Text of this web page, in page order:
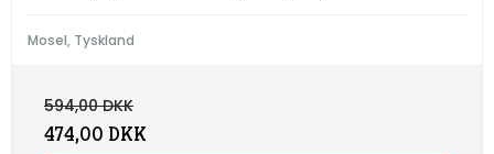
Mosel, Tyskland
594,00 DKK
474,00 DKK